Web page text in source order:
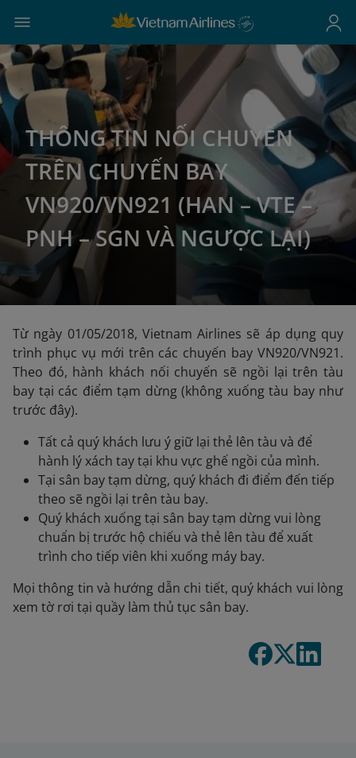
THÔNG TIN NỐI CHUYẾN
TRÊN CHUYẾN BAY
VN920/VN921 (HAN – VTE –
PNH – SGN VÀ NGƯỢC LẠI)
Từ ngày 01/05/2018, Vietnam Airlines sẽ áp dụng quy
trình phục vụ mới trên các chuyến bay VN920/VN921.
Theo đó, hành khách nối chuyến sẽ ngồi lại trên tàu
bay tại các điểm tạm dừng (không xuống tàu bay như
trước đây).
Tất cả quý khách lưu ý giữ lại thẻ lên tàu và để
hành lý xách tay tại khu vực ghế ngồi của mình.
Tại sân bay tạm dừng, quý khách đi điểm đến tiếp
theo sẽ ngồi lại trên tàu bay.
Quý khách xuống tại sân bay tạm dừng vui lòng
chuẩn bị trước hộ chiếu và thẻ lên tàu để xuất
trình cho tiếp viên khi xuống máy bay.
Mọi thông tin và hướng dẫn chi tiết, quý khách vui lòng
xem tờ rơi tại quầy làm thủ tục sân bay.